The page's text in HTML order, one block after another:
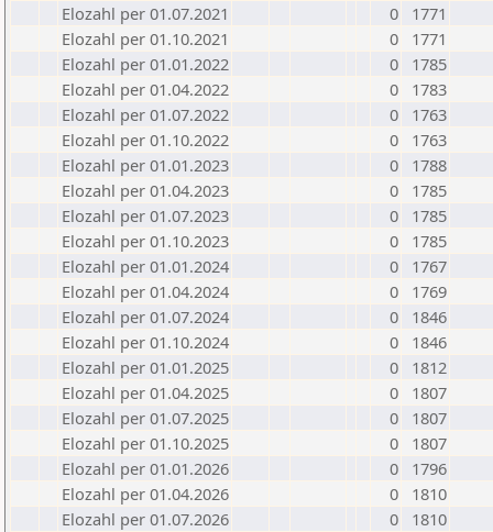
Elozahl per 01.07.2021
0
1771
Elozahl per 01.10.2021
0
1771
Elozahl per 01.01.2022
0
1785
Elozahl per 01.04.2022
0
1783
Elozahl per 01.07.2022
0
1763
Elozahl per 01.10.2022
0
1763
Elozahl per 01.01.2023
0
1788
Elozahl per 01.04.2023
0
1785
Elozahl per 01.07.2023
0
1785
Elozahl per 01.10.2023
0
1785
Elozahl per 01.01.2024
0
1767
Elozahl per 01.04.2024
0
1769
Elozahl per 01.07.2024
0
1846
Elozahl per 01.10.2024
0
1846
Elozahl per 01.01.2025
0
1812
Elozahl per 01.04.2025
0
1807
Elozahl per 01.07.2025
0
1807
Elozahl per 01.10.2025
0
1807
Elozahl per 01.01.2026
0
1796
Elozahl per 01.04.2026
0
1810
Elozahl per 01.07.2026
0
1810